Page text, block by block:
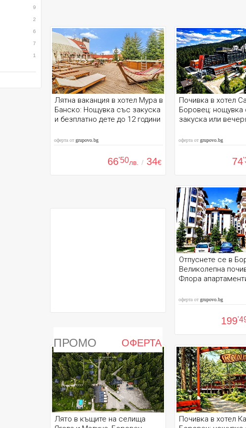
9
2
6
7
1
Лятна ваканция в хотел Мура в
Банско: Нощувка със закуска
и безплатно дете до 12 години
оферта от grupovo.bg
66'50лв. / 34€
Почивка в хотел
Боровец: нощувка
закуска или
оферта от grupovo.bg
74
ПРОМО ОФЕРТА
Отпуснете се в
Великолепна
Флора
оферта от grupovo.bg
199
Лято в къщите на селища
Почивка в хотел